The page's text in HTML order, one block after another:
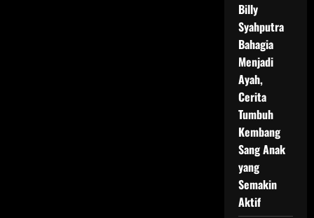
Billy
Syahputra
Bahagia
Menjadi
Ayah,
Cerita
Tumbuh
Kembang
Sang Anak
yang
Semakin
Aktif